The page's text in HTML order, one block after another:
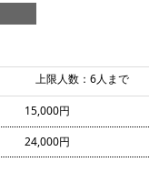
上限人数：6人まで
15,000円
24,000円